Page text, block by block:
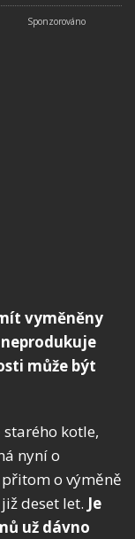
vyměněny
může být
kotle,
nyní o
o výměně
deset let. Je
už dávno